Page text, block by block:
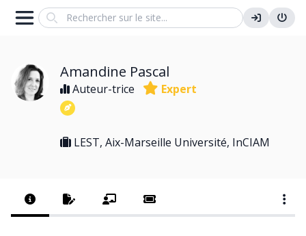
Search
Amandine Pascal
Auteur-trice Expert
LEST, Aix-Marseille Université, InCIAM